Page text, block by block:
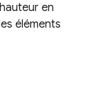
en
éléments